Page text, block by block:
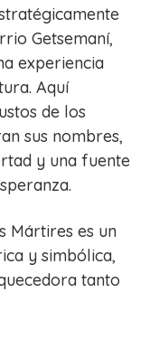
Getsemaní,
experiencia
Aquí
de los
sus nombres,
y una fuente
Mártires es un
y simbólica,
tanto